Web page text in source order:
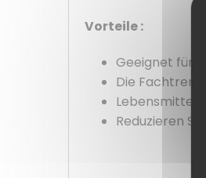
Vorteile :
Geeignet für
Die
Reduzieren